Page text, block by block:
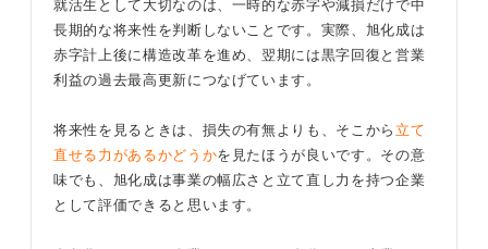
就活生として大切なのは、一時的な赤字や減損だけで中
長期的な将来性を判断しないことです。実際、旭化成は
赤字計上後に構造改革を進め、翌期には黒字回復と営業
利益の過去最高更新につなげています。
将来性を見るときは、損失の有無よりも、そこから 立て
直せる力があるかどうかを見たほうが良いです。その意
味でも、旭化成は事業の幅広さと立て直し力を持つ企業
として評価できると思います。